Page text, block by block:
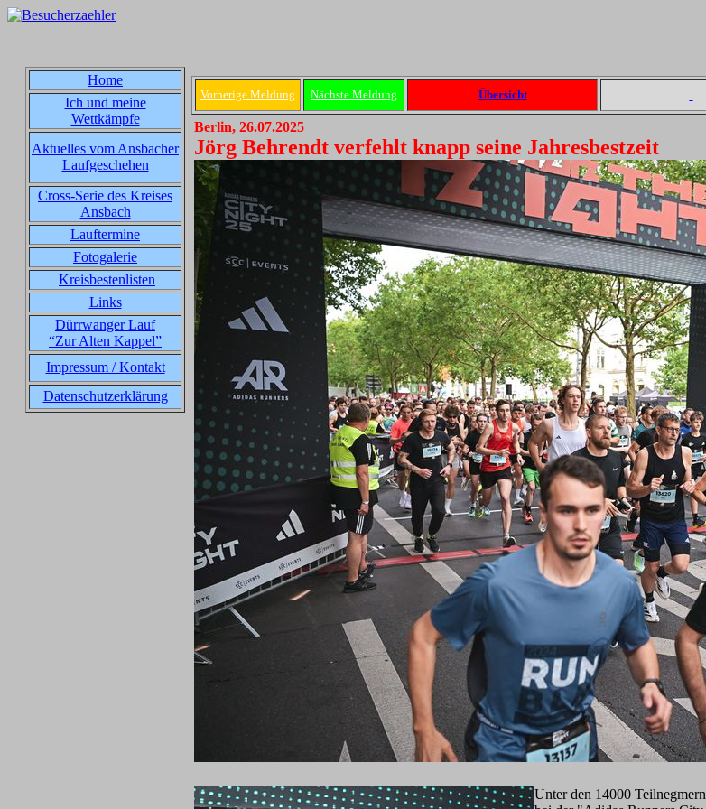
Home
Ich und meine
Wettkämpfe
Aktuelles vom Ansbacher
Laufgeschehen
Cross-Serie des Kreises
Ansbach
Lauftermine
Fotogalerie
Kreisbestenlisten
Links
Dürrwanger Lauf
“Zur Alten Kappel”
Impressum / Kontakt
Datenschutzerklärung
Vorherige Meldung Nächste Meldung Übersicht
Berlin, 26.07.2025
Jörg Behrendt verfehlt knapp seine Jahresbestzeit
Unter den 14000 Teilnegmern